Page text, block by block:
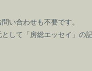
い合わせも不要です。
して「房総エッセイ」の